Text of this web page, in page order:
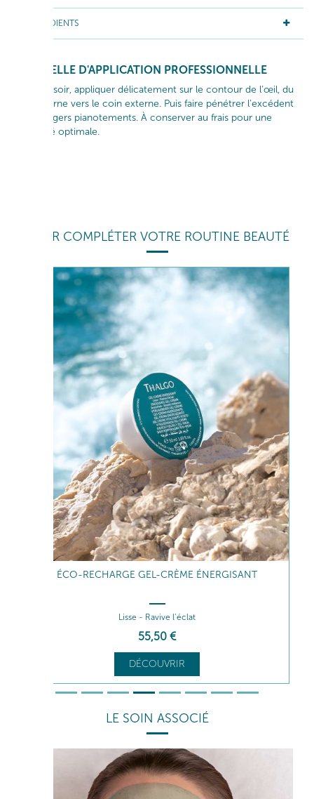
INGRÉDIENTS
GESTUELLE D'APPLICATION PROFESSIONNELLE
Matin et soir, appliquer délicatement sur le contour de l’œil, du
coin interne vers le coin externe. Puis faire pénétrer l’excédent
par de légers pianotements. À conserver au frais pour une
efficacité optimale.
POUR COMPLÉTER VOTRE ROUTINE BEAUTÉ
ÉCO-RECHARGE GEL-CRÈME ÉNERGISANT
Lisse - Ravive l’éclat
55,50 €
DÉCOUVRIR
LE SOIN ASSOCIÉ